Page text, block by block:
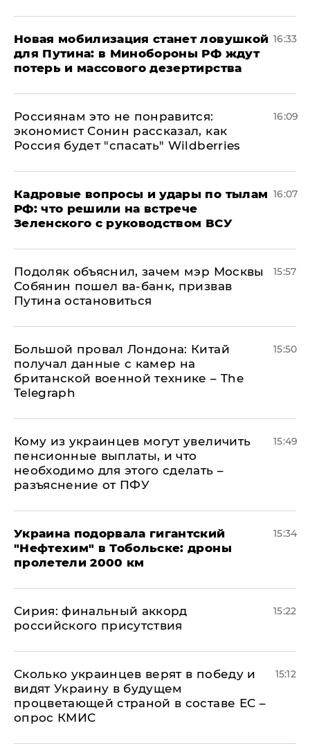
​Новая мобилизация станет ловушкой
для Путина: в Минобороны РФ ждут
потерь и массового дезертирства
16:33
Россиянам это не понравится:
экономист Сонин рассказал, как
Россия будет "спасать" Wildberries
16:09
Кадровые вопросы и удары по тылам
РФ: что решили на встрече
Зеленского с руководством ВСУ
16:07
Подоляк объяснил, зачем мэр Москвы
Собянин пошел ва-банк, призвав
Путина остановиться
15:57
Большой провал Лондона: Китай
получал данные с камер на
британской военной технике – The
Telegraph
15:50
Кому из украинцев могут увеличить
пенсионные выплаты, и что
необходимо для этого сделать –
разъяснение от ПФУ
15:49
Украина подорвала гигантский
"Нефтехим" в Тобольске: дроны
пролетели 2000 км
15:34
​Сирия: финальный аккорд
российского присутствия
15:22
Сколько украинцев верят в победу и
видят Украину в будущем
процветающей страной в составе ЕС –
опрос КМИС
15:12